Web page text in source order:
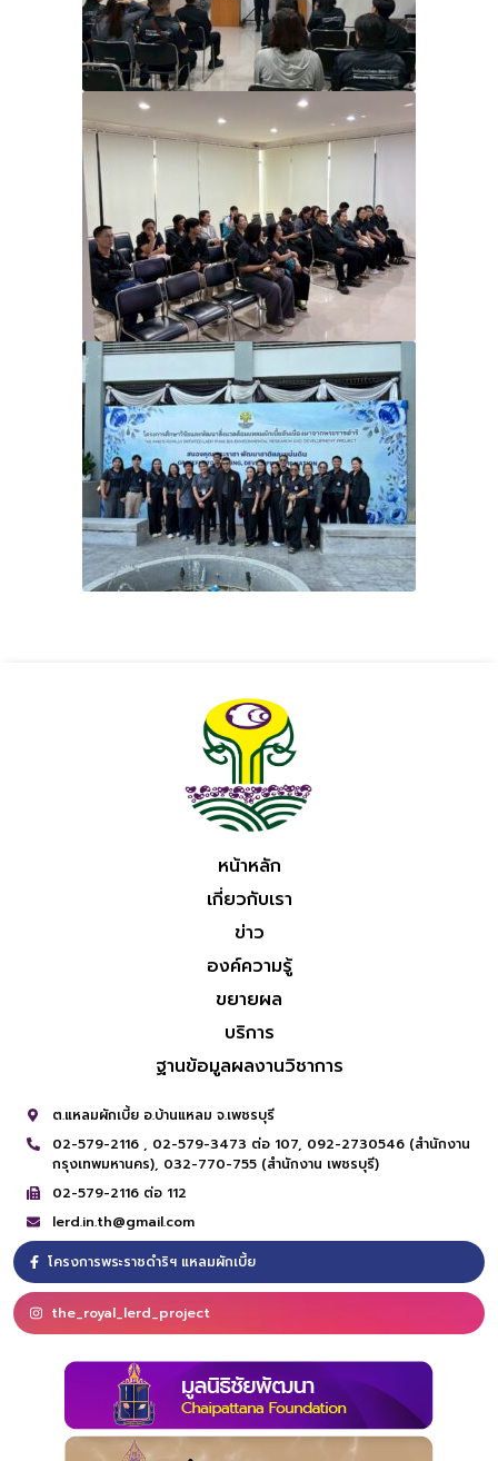
หน้าหลัก
เกี่ยวกับเรา
ข่าว
องค์ความรู้
ขยายผล
บริการ
ฐานข้อมูลผลงานวิชาการ
ต.แหลมผักเบี้ย อ.บ้านแหลม จ.เพชรบุรี
02-579-2116 , 02-579-3473 ต่อ 107, 092-2730546 (สำนักงาน
กรุงเทพมหานคร), 032-770-755 (สำนักงาน เพชรบุรี)
02-579-2116 ต่อ 112
lerd.in.th@gmail.com
โครงการพระราชดำริฯ แหลมผักเบี้ย
the_royal_lerd_project